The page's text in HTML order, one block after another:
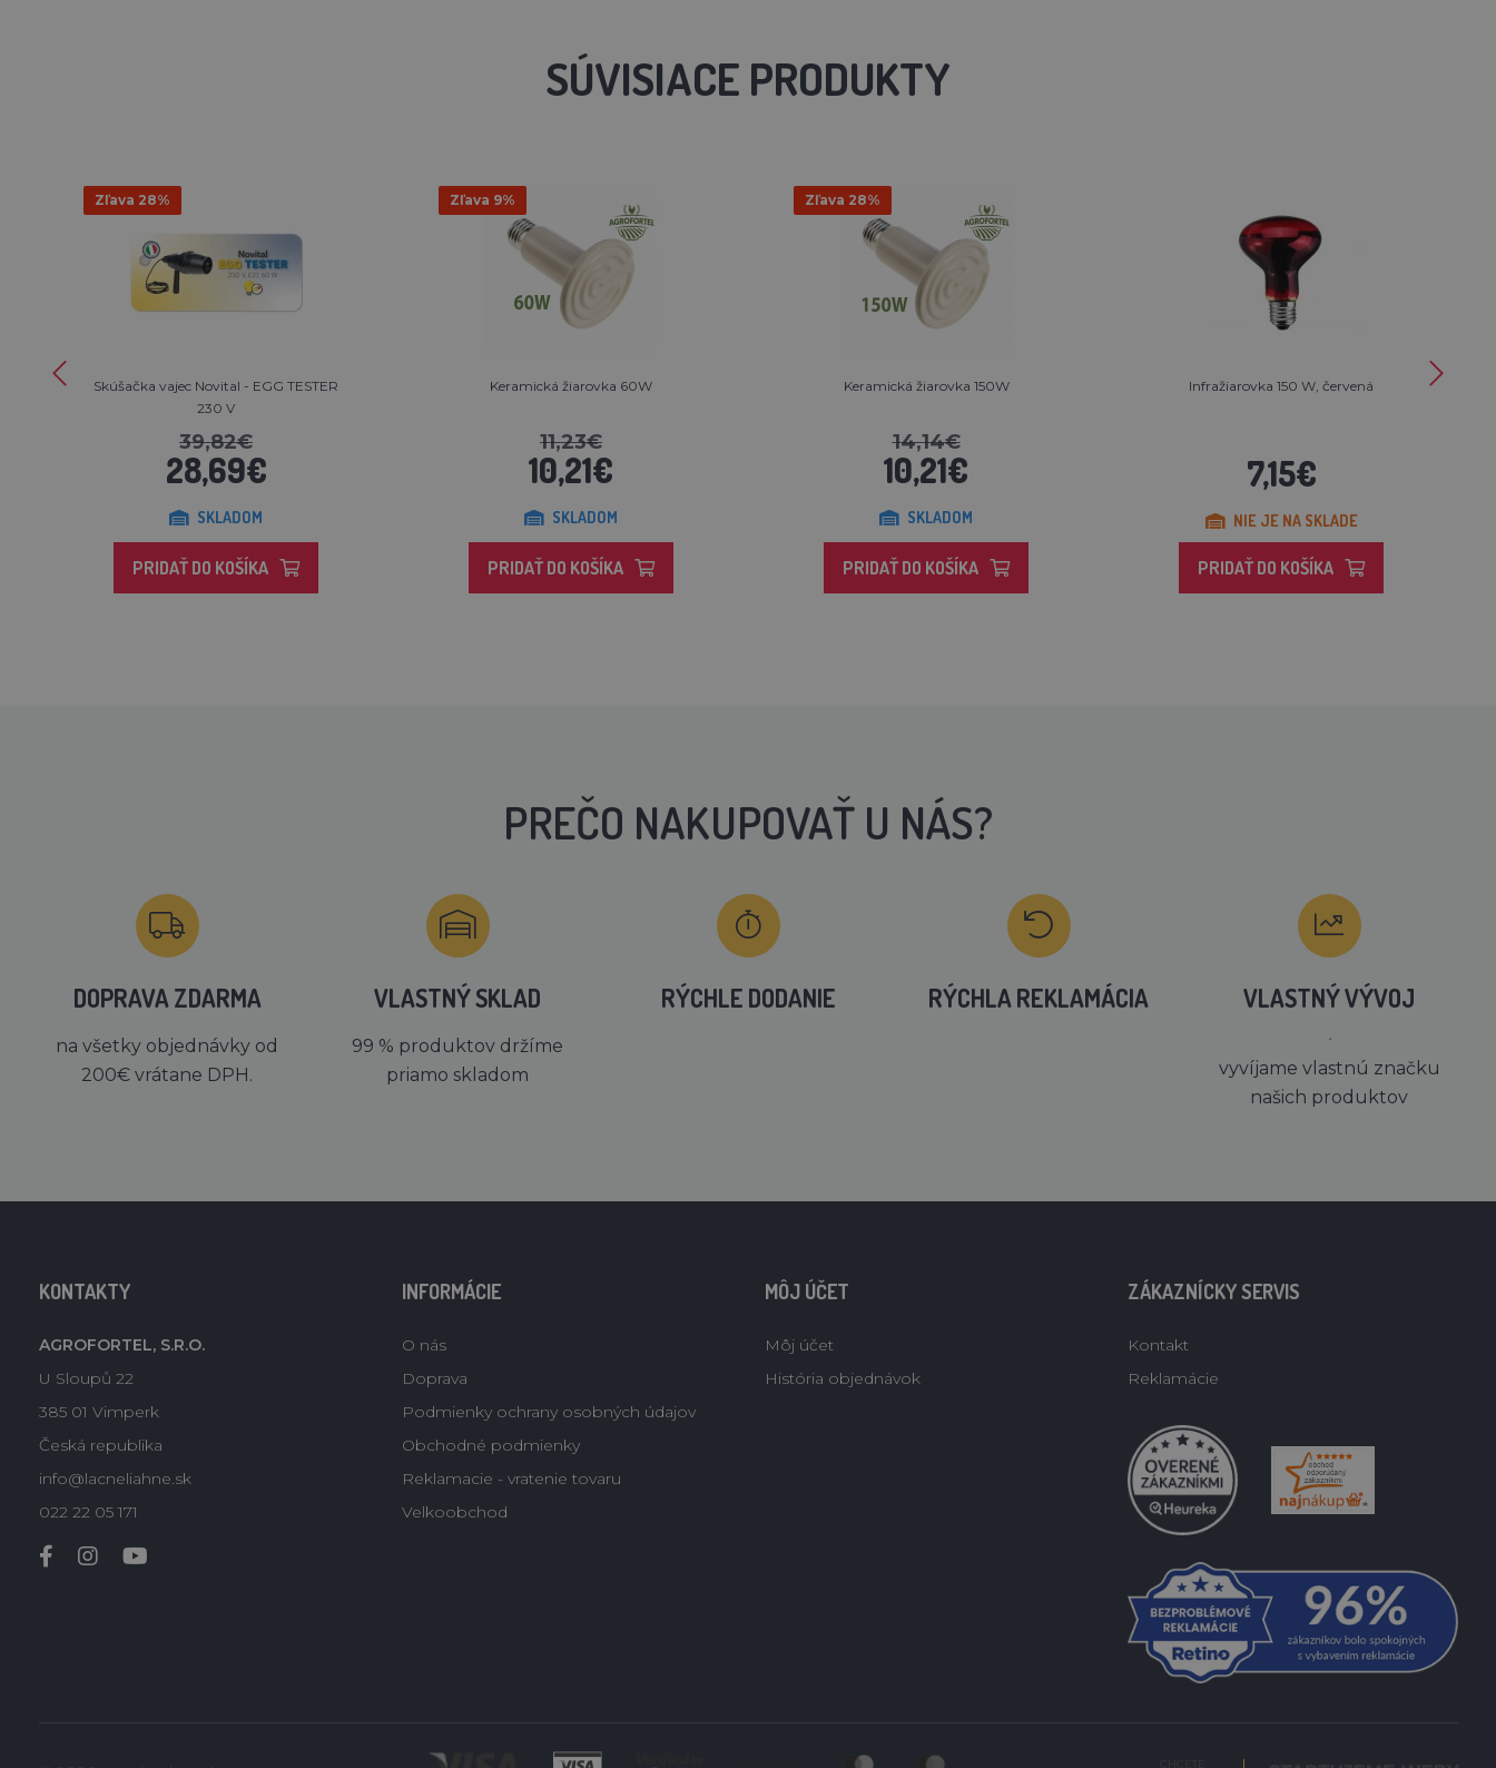
SÚVISIACE PRODUKTY
Zľava 28%
Skúšačka vajec Novital - EGG TESTER
230 V
39,82€
28,69€
SKLADOM
PRIDAŤ DO KOŠÍKA
Zľava 9%
Keramická žiarovka 60W
11,23€
10,21€
SKLADOM
PRIDAŤ DO KOŠÍKA
Zľava 28%
Keramická žiarovka 150W
14,14€
10,21€
SKLADOM
PRIDAŤ DO KOŠÍKA
Infražiarovka 150 W, červená
7,15€
NIE JE NA SKLADE
PRIDAŤ DO KOŠÍKA
PREČO NAKUPOVAŤ U NÁS?
DOPRAVA ZDARMA
na všetky objednávky od
200€ vrátane DPH.
VLASTNÝ SKLAD
99 % produktov držíme
priamo skladom
RÝCHLE DODANIE RÝCHLA REKLAMÁCIA VLASTNÝ VÝVOJ
´
vyvíjame vlastnú značku
našich produktov
KONTAKTY
AGROFORTEL, S.R.O.
U Sloupů 22
385 01 Vimperk
Česká republika
info@lacneliahne.sk
022 22 05 171
INFORMÁCIE
O nás
Doprava
Podmienky ochrany osobných údajov
Obchodné podmienky
Reklamacie - vratenie tovaru
Velkoobchod
MÔJ ÚČET
Môj účet
História objednávok
ZÁKAZNÍCKY SERVIS
Kontakt
Reklamácie